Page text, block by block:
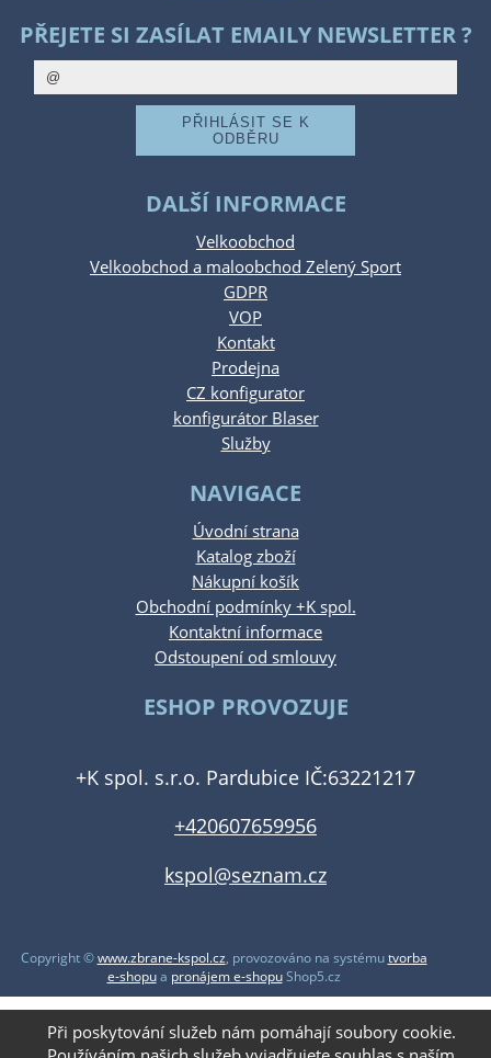
PŘEJETE SI ZASÍLAT EMAILY NEWSLETTER ?
DALŠÍ INFORMACE
Velkoobchod
Velkoobchod a maloobchod Zelený Sport
GDPR
VOP
Kontakt
Prodejna
CZ konfigurator
konfigurátor Blaser
Služby
NAVIGACE
Úvodní strana
Katalog zboží
Nákupní košík
Obchodní podmínky +K spol.
Kontaktní informace
Odstoupení od smlouvy
ESHOP PROVOZUJE
+K spol. s.r.o. Pardubice IČ:63221217
+420607659956
kspol@seznam.cz
Copyright ©www.zbrane-kspol.cz, provozováno na systémutvorba
e-shopua pronájem e-shopuShop5.cz
Při poskytování služeb nám pomáhají soubory cookie.